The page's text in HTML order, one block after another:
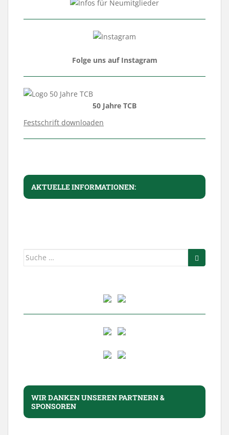
Folge uns auf Instagram
50 Jahre TCB
Festschrift downloaden
AKTUELLE INFORMATIONEN:
Suche
WIR DANKEN UNSEREN PARTNERN &
SPONSOREN